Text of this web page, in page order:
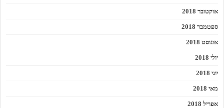
אוקטובר 2018
ספטמבר 2018
אוגוסט 2018
יולי 2018
יוני 2018
מאי 2018
אפריל 2018